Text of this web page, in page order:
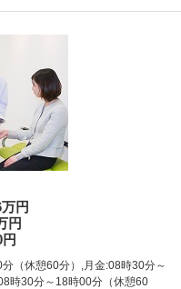
円
円
（休憩60分）,月金:08時30分～
時30分～18時00分（休憩60